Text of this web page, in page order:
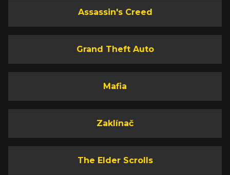
Assassin's Creed
Grand Theft Auto
Mafia
Zaklínač
The Elder Scrolls